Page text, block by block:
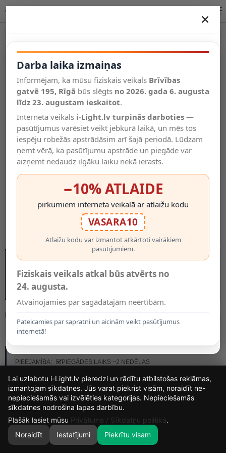
Salīdzināt
Vēlmju
saraksts
Valodas
0
MODELIS:
131.00€
PIEEJAMĪBA:
PIEGĀDES LAIKS ~2 NEDĒĻAS
×
Darba laika izmaiņas
Informējam, ka mūsu fiziskais veikals Brīvības
gatvē 195, Rīgā būs slēgts no 2026. gada 6. augusta
līdz 23. augustam ieskaitot.
Interneta veikals i-Light.lv turpinās darboties —
pasūtījumus varēsiet veikt jebkurā laikā, un mēs tos
iespēju robežās apstrādāsim arī šajā periodā. Lūdzam
ņemt vērā, ka pasūtījumu apstrāde un piegāde var
aizņemt nedaudz ilgāku laiku nekā ierasts.
−10% ATLAIDE
pirkumiem interneta veikalā ar atlaižu kodu
VASARA10
Atlaižu kodu var izmantot atkārtoti vairākiem
pasūtījumiem.
Fiziskais veikals atkal būs atvērts no
24. augusta.
Atvainojamies par sagādātajām neērtībām.
Pateicamies par sapratni un aicinām veikt pasūtījumus
internetā!
12
DIENAS
4
STUNDAS
36
MIN.
39
Lai uzlabotu i-Light.lv pieredzi un rādītu atbilstošas reklāmas,
izmantojam sīkdatnes. Jūs varat piekrist visām, noraidīt ne-
nepieciešamās vai izvēlēties kategorijas. Nepieciešamās
sīkdatnes nodrošina lapas darbību.
Plašāk lasiet mūsu Privātuma / Sīkdatņu politikā.
Noraidīt
Iestatījumi Piekrītu visam